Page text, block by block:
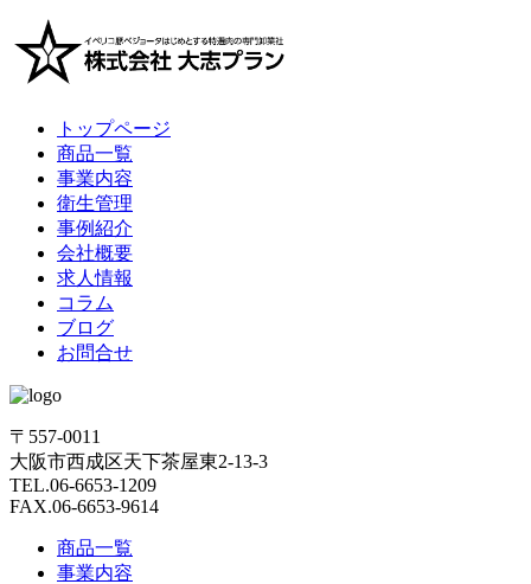
トップページ
商品一覧
事業内容
衛生管理
事例紹介
会社概要
求人情報
コラム
ブログ
お問合せ
〒557-0011
大阪市西成区天下茶屋東2-13-3
TEL.06-6653-1209
FAX.06-6653-9614
商品一覧
事業内容